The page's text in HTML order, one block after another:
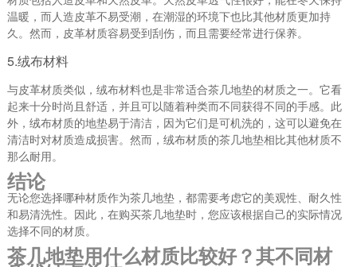
温暖，而人造皮革不易受潮，在潮湿的环境下也比其他材质更加持
久。然而，皮革材质容易受到刮伤，而且需要经常进行保养。
5.绒布材料
与皮革材质类似，绒布材料也是非常适合茶几地垫的材质之一。它看
起来十分时尚且舒适，并且可以随着种类而不同获得不同的手感。此
外，绒布材质的地垫易于清洁，因为它们是可机洗的，这可以避免在
清洁时对材质造成损害。然而，绒布材质的茶几地垫相比其他材质不
那么耐用。
结论
无论您选择哪种材质作为茶几地垫，都需要考虑它的美观性、耐久性
和易清洗性。因此，在购买茶几地垫时，您应该根据自己的实际情况
选择不同的材质。
茶几地垫用什么材质比较好？其不同材